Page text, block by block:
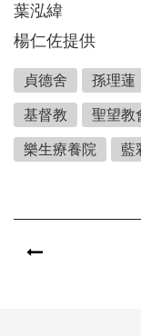
葉泓緯
楊仁佐提供
貞德舍 孫理蓮
基督教 聖望教
樂生療養院 藍